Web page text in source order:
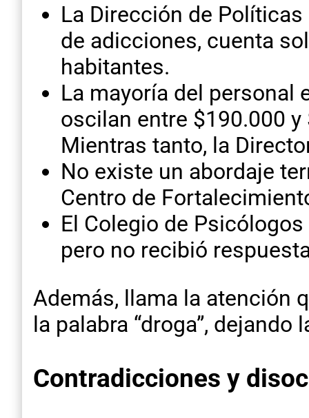
La Dirección de
de adicciones, cuenta
habitantes.
La mayoría del personal
oscilan entre $190.000
Mientras tanto, la
No existe un abordaje
Centro de
El Colegio de
pero no recibió
Además, llama la atención
la palabra “droga”,
Contradicciones y